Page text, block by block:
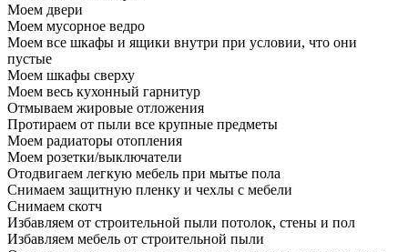
Моем двери
Моем мусорное ведро
Моем все шкафы и ящики внутри при условии, что они
пустые
Моем шкафы сверху
Моем весь кухонный гарнитур
Отмываем жировые отложения
Протираем от пыли все крупные предметы
Моем радиаторы отопления
Моем розетки/выключатели
Отодвигаем легкую мебель при мытье пола
Снимаем защитную пленку и чехлы с мебели
Снимаем скотч
Избавляем от строительной пыли потолок, стены и пол
Избавляем мебель от строительной пыли